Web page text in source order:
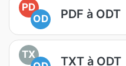
PD
OD
PDF à ODT
TX
TXT à ODT